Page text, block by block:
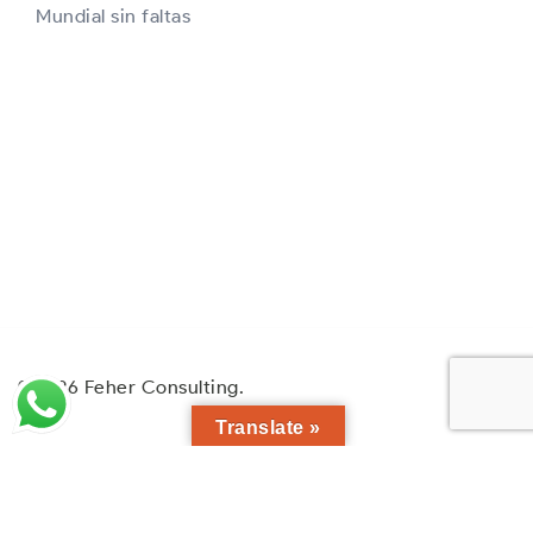
Mundial sin faltas
© 2026 Feher Consulting.
Translate »